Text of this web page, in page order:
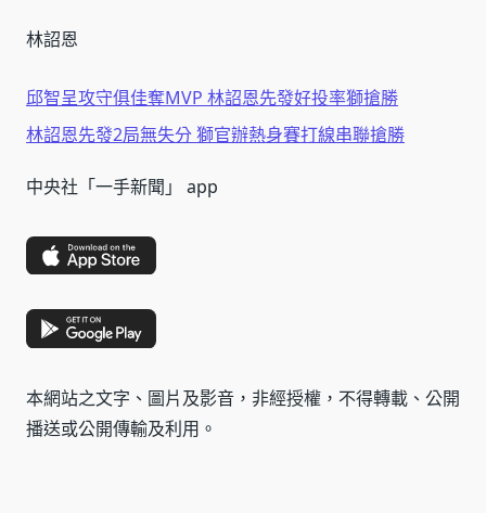
林詔恩
邱智呈攻守俱佳奪MVP 林詔恩先發好投率獅搶勝
林詔恩先發2局無失分 獅官辦熱身賽打線串聯搶勝
中央社「一手新聞」 app
本網站之文字、圖片及影音，非經授權，不得轉載、公開
播送或公開傳輸及利用。